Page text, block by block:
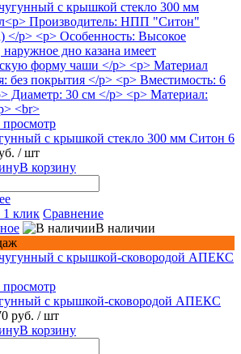
с крышкой стекло 300 мм Ситон 6
/ шт
В корзину
1 клик Сравнение
В наличии
с крышкой-сковородой АПЕКС
руб. / шт
В корзину